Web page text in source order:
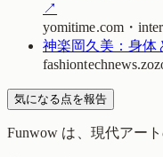
↗
yomitime.com・
神楽岡久美：身体
気になる点を報告
Funwow は、現代アー